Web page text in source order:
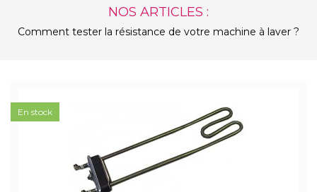
NOS ARTICLES :
Comment tester la résistance de votre machine à laver ?
En stock